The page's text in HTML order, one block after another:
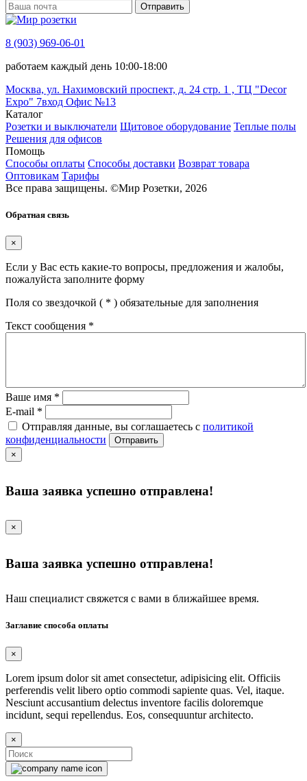
Отправить
8 (903) 969-06-01
работаем каждый день 10:00-18:00
Москва, ул. Нахимовский проспект, д. 24 стр. 1 , ТЦ "Decor
Expo" 7вход Офис №13
Каталог
Розетки и выключатели Щитовое оборудование Теплые полы
Решения для офисов
Помощь
Способы оплаты Способы доставки Возврат товара
Оптовикам Тарифы
Все права защищены. ©Мир Розетки, 2026
Обратная связь
×
Если у Вас есть какие-то вопросы, предложения и жалобы,
пожалуйста заполните форму
Поля со звездочкой ( * ) обязательные для заполнения
Текст сообщения *
Ваше имя *
E-mail *
Отправляя данные, вы соглашаетесь с политикой
конфиденциальности
Отправить
×
Ваша заявка успешно отправлена!
×
Ваша заявка успешно отправлена!
Наш специалист свяжется с вами в ближайшее время.
Заглавие способа оплаты
×
Lorem ipsum dolor sit amet consectetur, adipisicing elit. Officiis
perferendis velit libero optio commodi sapiente quas. Vel, itaque.
Nesciunt accusantium delectus inventore facilis doloremque
incidunt, sequi repellendus. Eos, consequuntur architecto.
×